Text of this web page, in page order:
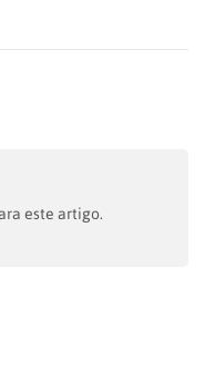
este artigo.